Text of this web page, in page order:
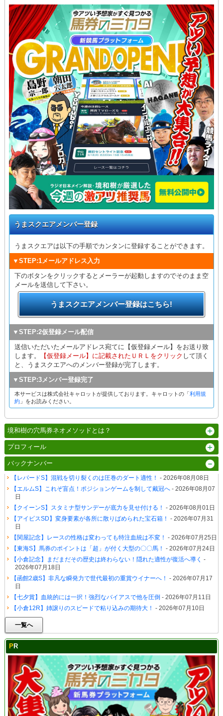
うまスクエアメンバー登録
うまスクエアは以下の手順でカンタンに登録することができます。
▼STEP:1メールアドレス入力
下のボタンをクリックするとメーラーが起動しますのでそのまま空
メールを送信して下さい。
うまスクエアメンバー登録はこちら!
▼STEP:2仮登録メール配信
送信いただいたメールアドレス宛てに【仮登録メール】をお送り致
します。
【仮登録メール】に記載されたＵＲＬをクリック して頂く
と、うまスクエアへのメンバー登録が完了します。
▼STEP:3メンバー登録完了
本サービスは株式会社キャロットが提供しております。キャロットの「利用規
約」をお読みください。
境和樹の穴馬券ネオメソッドとは？
プロフィール
バックナンバー
【レパードS】混戦を切り裂くのは圧巻のダート適性！ - 2026年08月08日
【エルムS】これぞ盲点！ポジションゲームを制して戴冠へ- 2026年08月07
日
【クイーンS】スタミナ型サンデーが底力を見せ付ける！ - 2026年08月01日
【アイビスSD】変身要素が各所に散りばめられた宝石箱！ - 2026年07月31
日
【関屋記念】レースの性格は変わっても特注血統は不変！ - 2026年07月25日
【東海S】馬券のポイントは「超」が付く大型の〇〇馬！ - 2026年07月24日
【小倉記念】まだまだその歴史は終わらない！隠れた適性が復活へ導く -
2026年07月18日
【函館2歳S】非凡な瞬発力で世代最初の重賞ウイナーへ！ - 2026年07月17
日
【七夕賞】血統的には一択！強烈なバイアスで他を圧倒 - 2026年07月11日
【小倉12R】姉譲りのスピードで粘り込みの期待大！ - 2026年07月10日
一覧へ
PR